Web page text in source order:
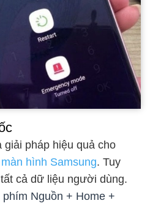
giải pháp hiệu quả cho
hình Samsung. Tuy
cả dữ liệu người dùng.
Nguồn + Home +